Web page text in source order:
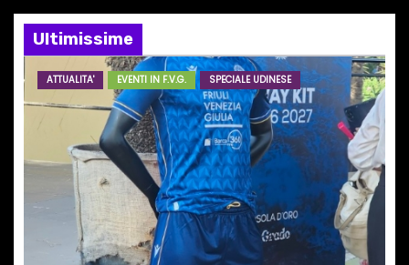
n
e
a
t
Ultimissime
ATTUALITA' EVENTI IN F.V.G. SPECIALE UDINESE